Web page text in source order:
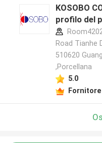
KOSOBO
profilo del
Road Tianhe
510620
,Porcellana
5.0